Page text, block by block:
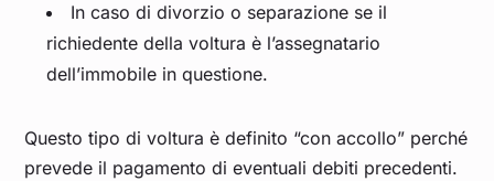
In caso di divorzio o separazione se il
richiedente della voltura è l’assegnatario
dell’immobile in questione.
Questo tipo di voltura è definito “con accollo” perché
prevede il pagamento di eventuali debiti precedenti.